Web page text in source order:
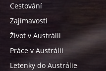
Cestování
Zajímavosti
Život v Austrálii
Práce v Austrálii
Letenky do Austrálie